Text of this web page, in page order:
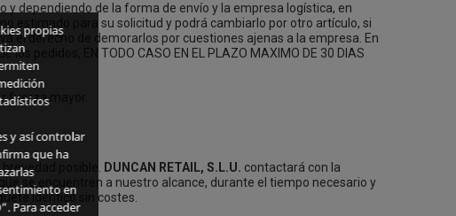
dependiendo de la forma de envío y la empresa logística, en
estimado para su solicitud y podrá cambiarlo por otro artículo, si
el derecho de demorarlos por cuestiones ajenas a la empresa. En
pedidos, EN TODO CASO EN EL PLAZO MAXIMO DE 30 DIAS
fuerza mayor.
posible. DUNCAN RETAIL, S.L.U. contactará con la
se encuentren a nuestro alcance, durante el tiempo necesario y
idéntico sin costes.
propias
y así controlar
que ha
en
Para acceder